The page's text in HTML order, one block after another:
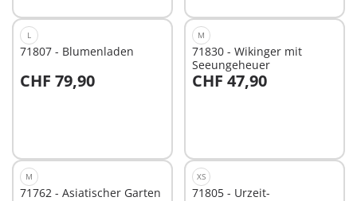
L
71807 - Blumenladen
CHF 79,90
In den Warenkorb
M
71830 - Wikinger mit
Seeungeheuer
CHF 47,90
In den Warenkorb
M
71762 - Asiatischer Garten
XS
71805 - Urzeit-